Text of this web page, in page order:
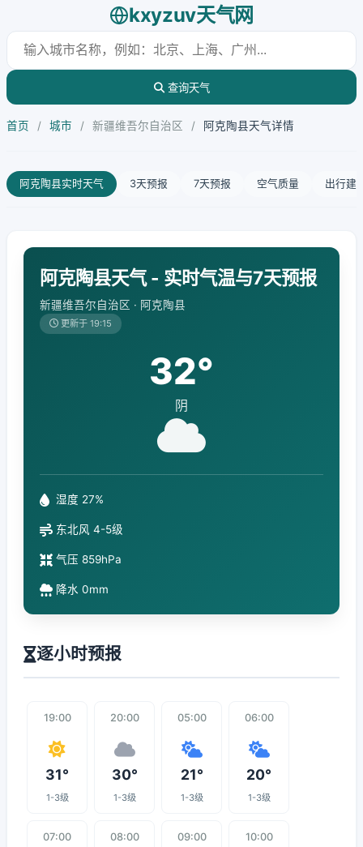
kxyzuv天气网
查询天气
首页 / 城市 / 新疆维吾尔自治区 / 阿克陶县天气详情
阿克陶县实时天气 3天预报 7天预报 空气质量 出行建
阿克陶县天气 - 实时气温与7天预报
新疆维吾尔自治区 · 阿克陶县
更新于 19:15
32°
阴
湿度 27%
东北风 4-5级
气压 859hPa
降水 0mm
逐小时预报
19:00
31°
1-3级
20:00
30°
1-3级
05:00
21°
1-3级
06:00
20°
1-3级
07:00 08:00 09:00 10:00